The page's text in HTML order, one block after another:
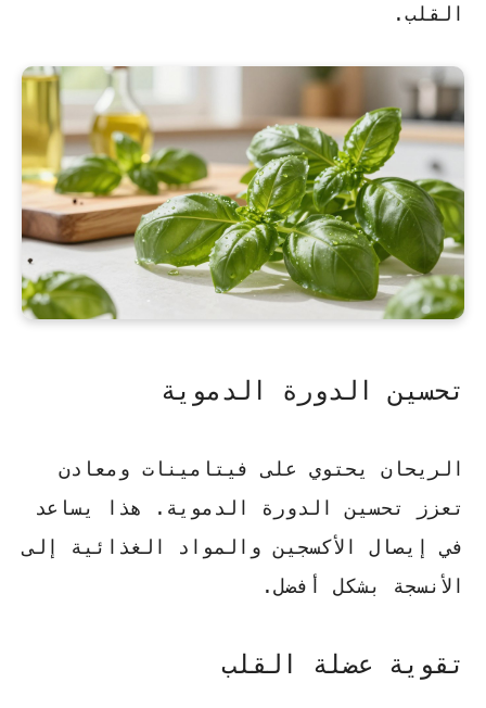
القلب.
تحسين الدورة الدموية
الريحان يحتوي على فيتامينات ومعادن
تعزز
تحسين الدورة الدموية . هذا يساعد
في إيصال الأكسجين والمواد الغذائية إلى
الأنسجة بشكل أفضل.
تقوية عضلة القلب